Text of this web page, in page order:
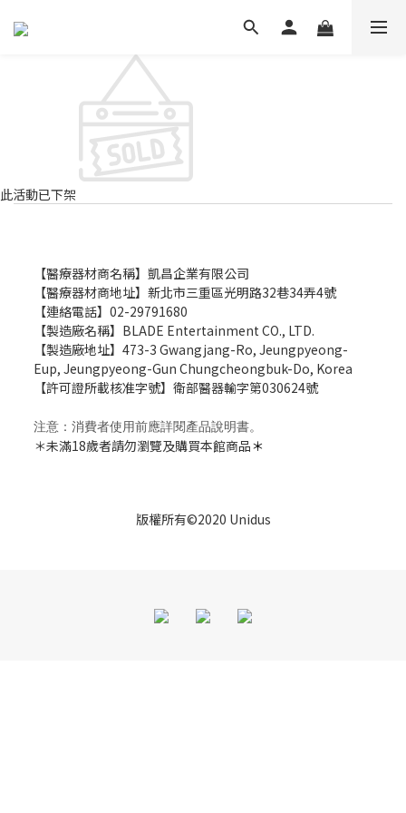
此活動已下架
【醫療器材商名稱】凱昌企業有限公司
【醫療器材商地址】新北市三重區光明路32巷34弄4號
【連絡電話】02-29791680
【製造廠名稱】 BLADE Entertainment CO., LTD.
【製造廠地址】473-3 Gwangjang-Ro, Jeungpyeong-
Eup, Jeungpyeong-Gun Chungcheongbuk-Do, Korea
【許可證所載核准字號】衛部醫器輸字第030624號
注意：消費者使用前應詳閱產品說明書。
＊未滿18歲者請勿瀏覽及購買本館商品＊
版權所有©2020 Unidus